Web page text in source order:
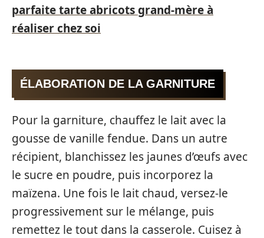
parfaite tarte abricots grand-mère à
réaliser chez soi
ÉLABORATION DE LA GARNITURE
Pour la garniture, chauffez le lait avec la
gousse de vanille fendue. Dans un autre
récipient, blanchissez les jaunes d’œufs avec
le sucre en poudre, puis incorporez la
maïzena. Une fois le lait chaud, versez-le
progressivement sur le mélange, puis
remettez le tout dans la casserole. Cuisez à